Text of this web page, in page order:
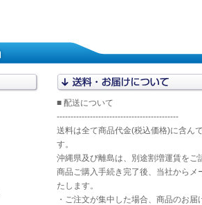
■ 配送について
--------------------------------------------
送料は全て商品代金(税込価格)に含ん
す。
沖縄県及び離島は、別途割増運賃をご
商品ご購入手続き完了後、当社からメ
たします。
・ご注文が集中した場合、商品のお届